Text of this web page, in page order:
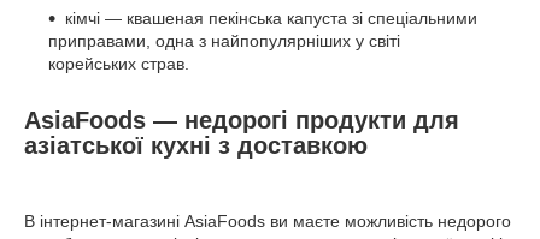
кімчі — квашеная пекінська капуста зі спеціальними
приправами, одна з найпопулярніших у світі
корейських страв.
AsiaFoods — недорогі продукти для
азіатської кухні з доставкою
В інтернет-магазині AsiaFoods ви маєте можливість недорого